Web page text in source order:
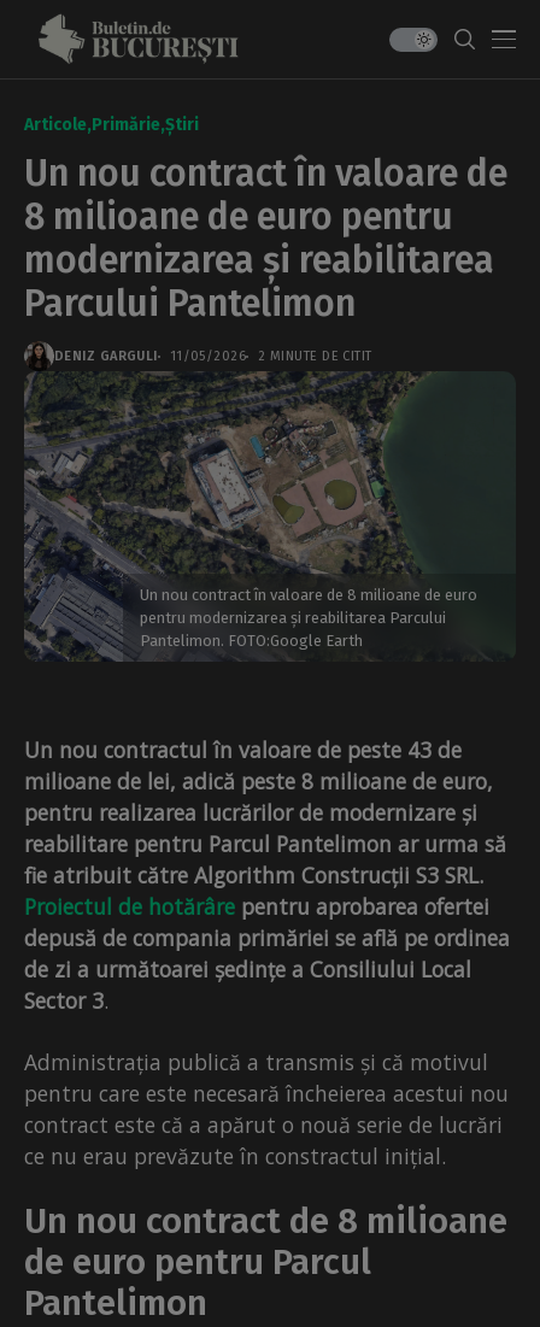
Articole Primărie Știri
Un nou contract în valoare de
8 milioane de euro pentru
modernizarea și reabilitarea
Parcului Pantelimon
DENIZ GARGULI 11/05/2026 2 MINUTE DE CITIT
Un nou contract în valoare de 8 milioane de euro
pentru modernizarea și reabilitarea Parcului
Pantelimon. FOTO:Google Earth
Un nou contractul în valoare de peste 43 de
milioane de lei, adică peste 8 milioane de euro,
pentru realizarea lucrărilor de modernizare și
reabilitare pentru Parcul Pantelimon ar urma să
fie atribuit către Algorithm Construcții S3 SRL.
Proiectul de hotărâre pentru aprobarea ofertei
depusă de compania primăriei se află pe ordinea
de zi a următoarei ședințe a Consiliului Local
Sector 3.
Administrația publică a transmis și că motivul
pentru care este necesară încheierea acestui nou
contract este că a apărut o nouă serie de lucrări
ce nu erau prevăzute în constractul inițial.
Un nou contract de 8 milioane
de euro pentru Parcul
Pantelimon